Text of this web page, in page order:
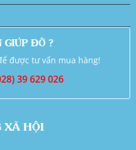
GIÚP ĐỠ ?
được tư vấn mua hàng!
39 629 026
XÃ HỘI